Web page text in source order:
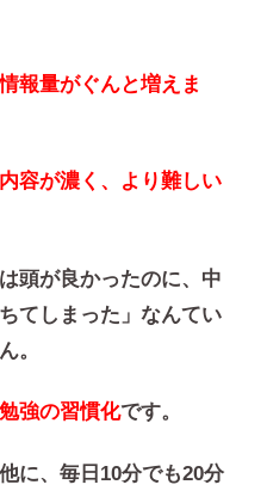
報量がぐんと増えま
内容が濃く、より難しい
頭が良かったのに、中
てしまった」なんてい
。
勉強の習慣化です。
に、毎日10分でも20分